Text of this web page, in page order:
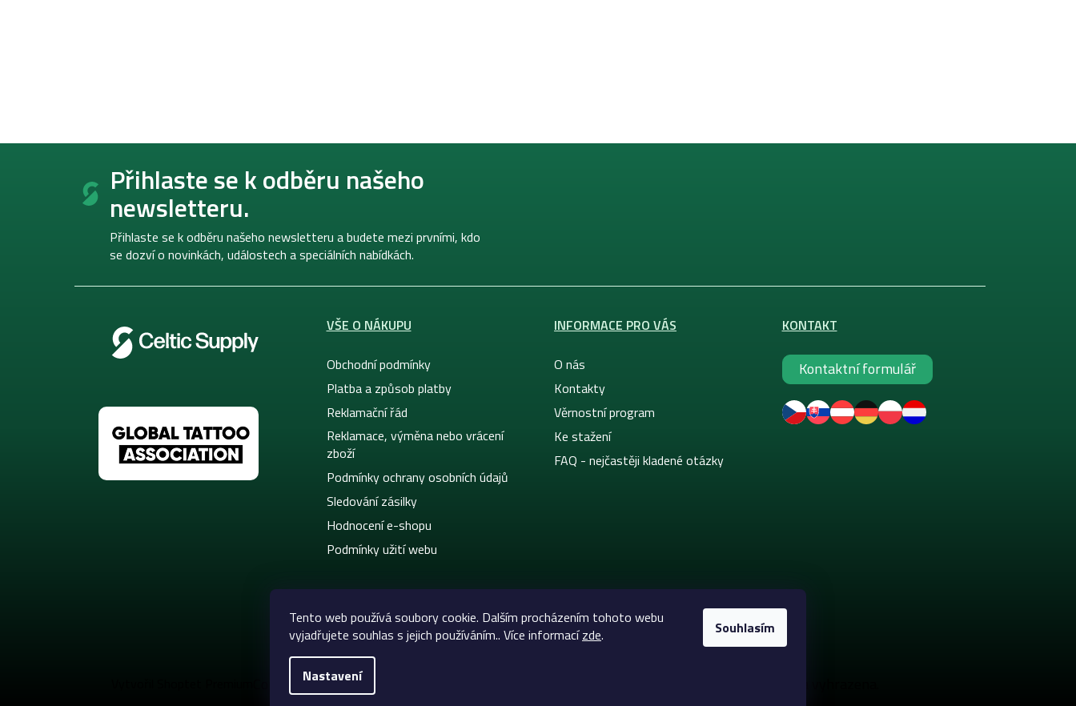
Tento web používá soubory cookie. Dalším procházením tohoto webu
vyjadřujete souhlas s jejich používáním.. Více informacízde.
Nastavení
Souhlasím
Z
Přihlaste se k odběru našeho
newsletteru.
Přihlaste se k odběru našeho newsletteru a budete mezi prvními, kdo
se dozví o novinkách, událostech a speciálních nabídkách.
VŠE O NÁKUPU
Obchodní podmínky
Platba a způsob platby
Reklamační řád
Reklamace, výměna nebo vrácení
zboží
Podmínky ochrany osobních údajů
Sledování zásilky
Hodnocení e-shopu
Podmínky užití webu
INFORMACE PRO VÁS
O nás
Kontakty
Věrnostní program
Ke stažení
FAQ - nejčastěji kladené otázky
KONTAKT
Kontaktní formulář
Copyright 2026Celtic-Supply.cz | Vše pro tetování a permanentní makeup